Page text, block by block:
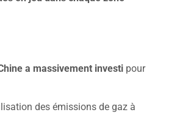
a massivement investi pour
des émissions de gaz à